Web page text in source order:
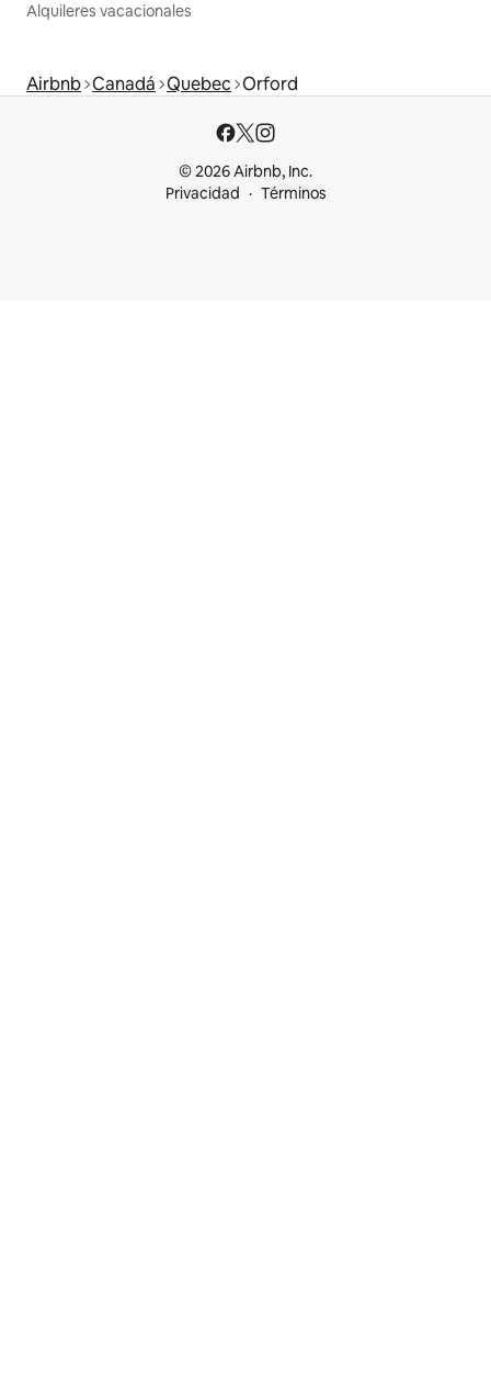
Alquileres vacacionales
Airbnb Canadá Quebec Orford
© 2026 Airbnb, Inc.
Privacidad
Términos